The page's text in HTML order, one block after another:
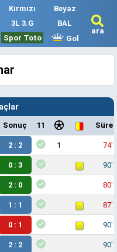
Kırmızı
Beyaz
3L 3.G
BAL
Spor Toto Gol
ara
Sonuç 11 Süre
2 : 2 1 74'
0 : 3 90'
2 : 0 80'
1 : 1 87'
0 : 1 90'
2 : 2 90'